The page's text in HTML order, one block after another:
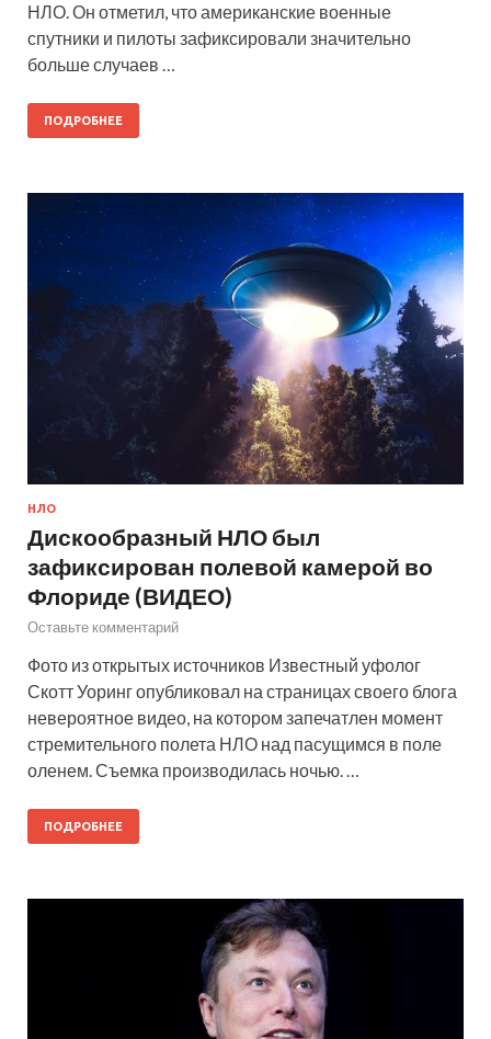
НЛО. Он отметил, что американские военные
спутники и пилоты зафиксировали значительно
больше случаев …
ПОДРОБНЕЕ
НЛО
Дискообразный НЛО был
зафиксирован полевой камерой во
Флориде (ВИДЕО)
Оставьте комментарий
Фото из открытых источников Известный уфолог
Скотт Уоринг опубликовал на страницах своего блога
невероятное видео, на котором запечатлен момент
стремительного полета НЛО над пасущимся в поле
оленем. Съемка производилась ночью. …
ПОДРОБНЕЕ